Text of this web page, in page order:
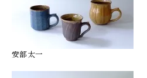
安部太一